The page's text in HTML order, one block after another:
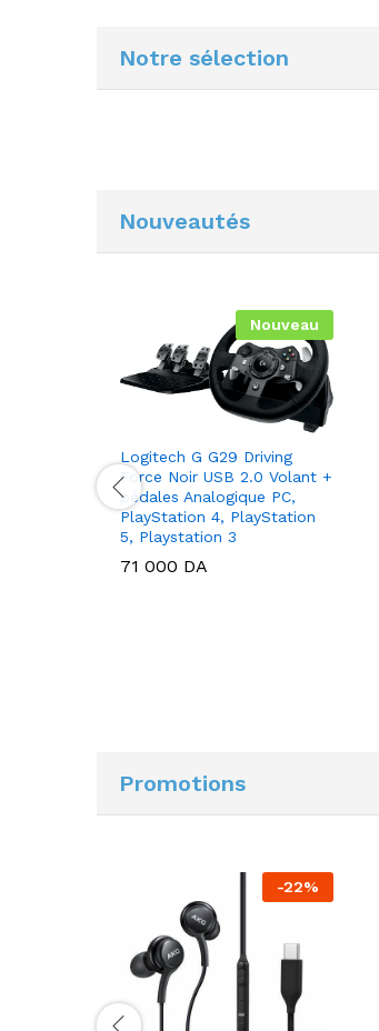
Notre sélection
Nouveautés
Nouveau
Logitech G G29 Driving
Force Noir USB 2.0 Volant +
pédales Analogique PC,
PlayStation 4, PlayStation
5, Playstation 3
71 000 DA
Promotions
-22%